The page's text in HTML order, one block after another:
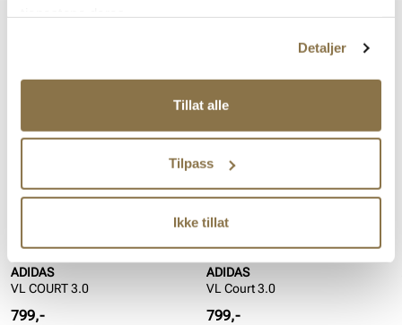
Detaljer
Tillat alle
Tilpass
Ikke tillat
ADIDAS
VL COURT 3.0
Pris
799,-
ADIDAS
VL Court 3.0
Pris
799,-